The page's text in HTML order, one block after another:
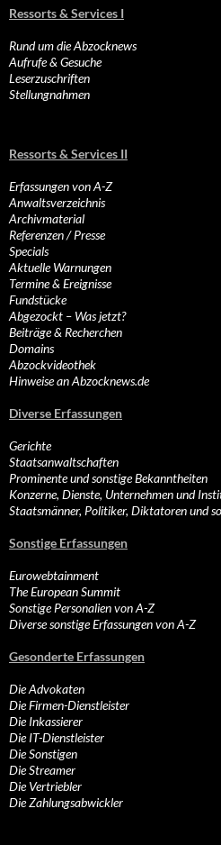
Ressorts & Services I
Rund um die Abzocknews
Aufrufe & Gesuche
Leserzuschriften
Stellungnahmen
Ressorts & Services II
Erfassungen von A-Z
Anwaltsverzeichnis
Archivmaterial
Referenzen / Presse
Specials
Aktuelle Warnungen
Termine & Ereignisse
Fundstücke
Abgezockt – Was jetzt?
Beiträge & Recherchen
Domains
Abzockvideothek
Hinweise an Abzocknews.de
Diverse Erfassungen
Gerichte
Staatsanwaltschaften
Prominente und sonstige Bekanntheiten
Konzerne, Dienste, Unternehmen und
Staatsmänner, Politiker, Diktatoren und
Sonstige Erfassungen
Eurowebtainment
The European Summit
Sonstige Personalien von A-Z
Diverse sonstige Erfassungen von A-Z
Gesonderte Erfassungen
Die Advokaten
Die Firmen-Dienstleister
Die Inkassierer
Die IT-Dienstleister
Die Sonstigen
Die Streamer
Die Vertriebler
Die Zahlungsabwickler